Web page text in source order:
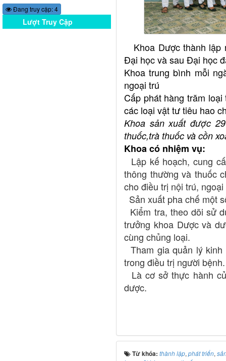
Khoa Dược thành lập
Đại học và sau Đại học
Khoa trung bình mỗi
ngoại trú
Cấp phát hàng trăm
các loại vật tư tiêu hao
Khoa sản xuất được
thuốc,trà thuốc và cồn
Khoa có nhiệm vụ:
Lập kế hoạch, cung
thông thường và thuốc
cho điều trị nội trú,
Sản xuất pha chế một
Kiểm tra, theo dõi sử
trưởng khoa Dược và
cùng chủng loại.
Tham gia quản lý
trong điều trị người bệnh.
Là cơ sở thực hành
dược.
Từ khóa: thành lập, phát triển,
Đang truy cập: 4
Lượt Truy Cập
Online